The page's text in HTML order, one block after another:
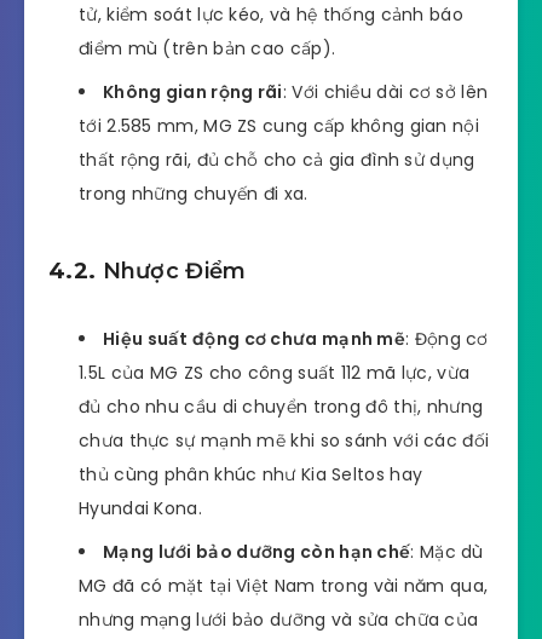
tử, kiểm soát lực kéo, và hệ thống cảnh báo
điểm mù (trên bản cao cấp).
Không gian rộng rãi: Với chiều dài cơ sở lên
tới 2.585 mm, MG ZS cung cấp không gian nội
thất rộng rãi, đủ chỗ cho cả gia đình sử dụng
trong những chuyến đi xa.
4.2. Nhược Điểm
Hiệu suất động cơ chưa mạnh mẽ: Động cơ
1.5L của MG ZS cho công suất 112 mã lực, vừa
đủ cho nhu cầu di chuyển trong đô thị, nhưng
chưa thực sự mạnh mẽ khi so sánh với các đối
thủ cùng phân khúc như Kia Seltos hay
Hyundai Kona.
Mạng lưới bảo dưỡng còn hạn chế: Mặc dù
MG đã có mặt tại Việt Nam trong vài năm qua,
nhưng mạng lưới bảo dưỡng và sửa chữa của